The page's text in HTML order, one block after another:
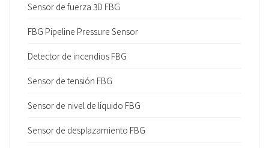
Sensor de fuerza 3D FBG
FBG Pipeline Pressure Sensor
Detector de incendios FBG
Sensor de tensión FBG
Sensor de nivel de líquido FBG
Sensor de desplazamiento FBG